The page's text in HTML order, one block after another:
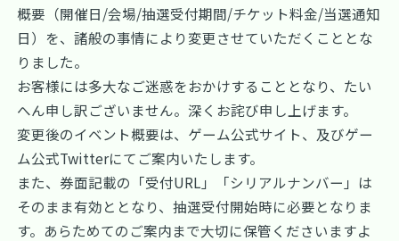
概要（開催日/会場/抽選受付期間/チケット料金/当選通知
日）を、諸般の事情により変更させていただくこととな
りました。
お客様には多大なご迷惑をおかけすることとなり、たい
へん申し訳ございません。深くお詫び申し上げます。
変更後のイベント概要は、ゲーム公式サイト、及びゲー
ム公式Twitterにてご案内いたします。
また、券面記載の「受付URL」「シリアルナンバー」は
そのまま有効ととなり、抽選受付開始時に必要となりま
す。あらためてのご案内まで大切に保管くださいますよ